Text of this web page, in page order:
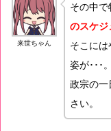
来世ちゃん
その中
のスケジ
そこに
姿が･･･。
政宗の一
さい。